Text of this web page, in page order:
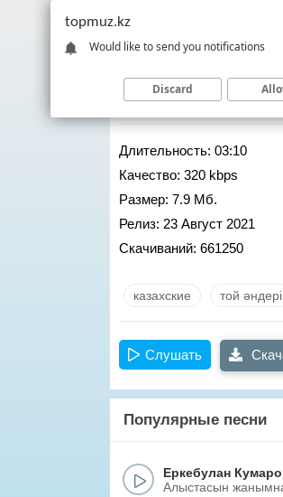
Еркебулан
Длительность: 03:10
Качество: 320 kbps
Размер: 7.9 Мб.
Релиз: 23 Август 2021
Скачиваний: 661250
казахские той әндері
Слушать
Популярные песни
Еркебулан
Алыстасын
topmuz.kz
Would like to send you notifications
Discard